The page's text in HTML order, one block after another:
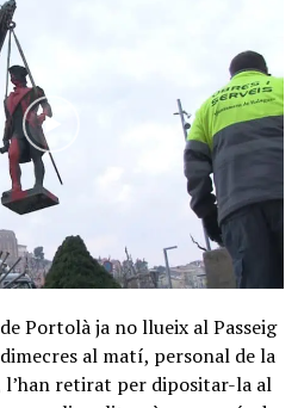
Portolà ja no llueix al Passeig
al matí, personal de la
l’han retirat per dipositar-la al